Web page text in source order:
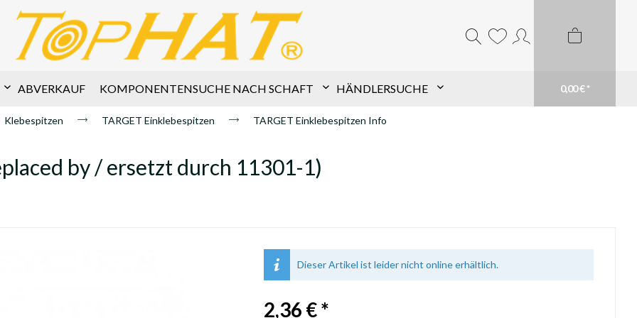
0,00 € *
ABVERKAUF KOMPONENTENSUCHE NACH SCHAFT HÄNDLERSUCHE
Suchfeldmehr erfahren
Klebespitzen TARGET Einklebespitzen TARGET Einklebespitzen Info
by / ersetzt durch 11301-1)
Dieser Artikel ist leider nicht online erhältlich.
2,36 € *